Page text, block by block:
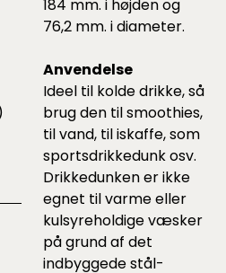
184 mm. i højden og
76,2 mm. i diameter.
Anvendelse
Ideel til kolde drikke, så
brug den til smoothies,
til vand, til iskaffe, som
sportsdrikkedunk osv.
Drikkedunken er ikke
egnet til varme eller
kulsyreholdige væsker
på grund af det
indbyggede stål-